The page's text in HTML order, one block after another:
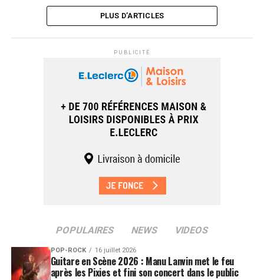
PLUS D’ARTICLES
PUBLICITÉ
POPULAIRES NEWS VIDEOS
POP-ROCK 16 juillet 2026
Guitare en Scène 2026 : Manu Lanvin met le feu
après les Pixies et fini son concert dans le public